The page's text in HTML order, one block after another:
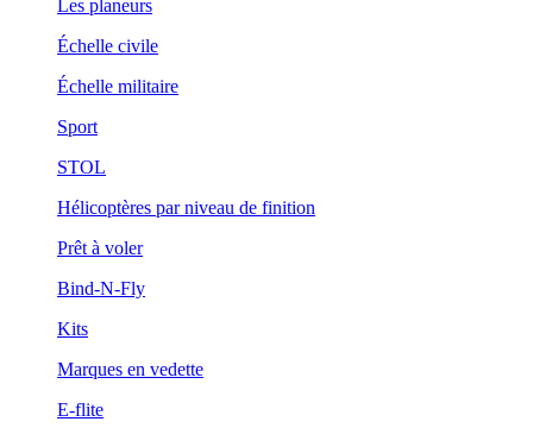
Les planeurs
Échelle civile
Échelle militaire
Sport
STOL
Hélicoptères par niveau de finition
Prêt à voler
Bind-N-Fly
Kits
Marques en vedette
E-flite